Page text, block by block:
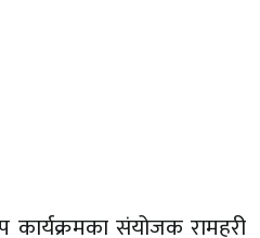
कार्यक्रमका संयोजक रामहरी